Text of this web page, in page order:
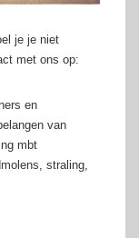
je je niet
met ons op:
en
van
mbt
straling,